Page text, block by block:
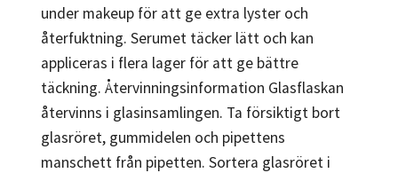
under makeup för att ge extra lyster och
återfuktning. Serumet täcker lätt och kan
appliceras i flera lager för att ge bättre
täckning. Återvinningsinformation Glasflaskan
återvinns i glasinsamlingen. Ta försiktigt bort
glasröret, gummidelen och pipettens
manschett från pipetten. Sortera glasröret i